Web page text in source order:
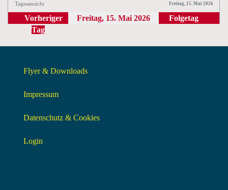
Tagesansicht Freitag, 15. Mai 2026
Vorheriger
Tag
Freitag, 15. Mai 2026 Folgetag
Flyer & Downloads
Impressum
Datenschutz & Cookies
Login